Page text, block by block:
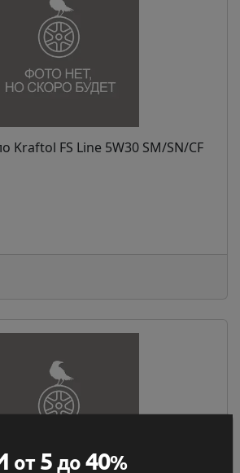
Kraftol FS Line 5W30 SM/SN/CF
от5до40%